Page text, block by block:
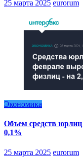
25 марта 2025 eurorum
Экономика
Объем средств
0,1%
25 марта 2025 eurorum